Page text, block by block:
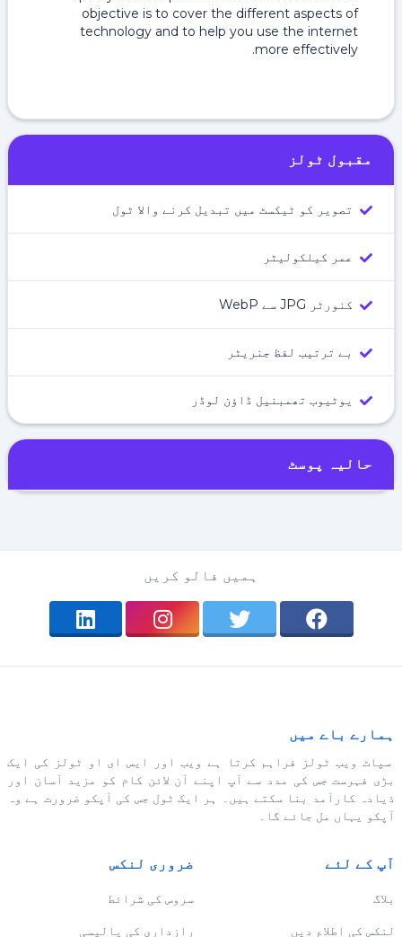
objective is to cover the different aspects of
technology and to help you use the internet
more effectively.
مقبول ٹولز
تصویر کو ٹیکسٹ میں تبدیل کرنے والا ٹول
عمر کیلکولیٹر
کنورٹر JPG سے WebP
بے ترتیب لفظ جنریٹر
یوٹیوب تھمبنیل ڈاؤن لوڈر
حالیہ پوسٹ
ہمیں فالو کریں
ہمارے باے میں
سپاٹ ویب ٹولز فراہم کرتا ہے ویب اور ایس ای او ٹولز کی ایک
بڑی فہرست جس کی مدد سے آپ اپنے آن لائن کام کو مزید آسان اور
ذیادہ کارآمد بنا سکتے ہیں۔ ہر ایک ٹول جس کی آپکو ضرورت ہے وہ
آپکو یہاں مل جائے گا۔
آپ کے لئے
بلاگ
لنکس کی اطلاع دیں
ضروری لنکس
سروس کی شرائط
رازداری کی پالیسی